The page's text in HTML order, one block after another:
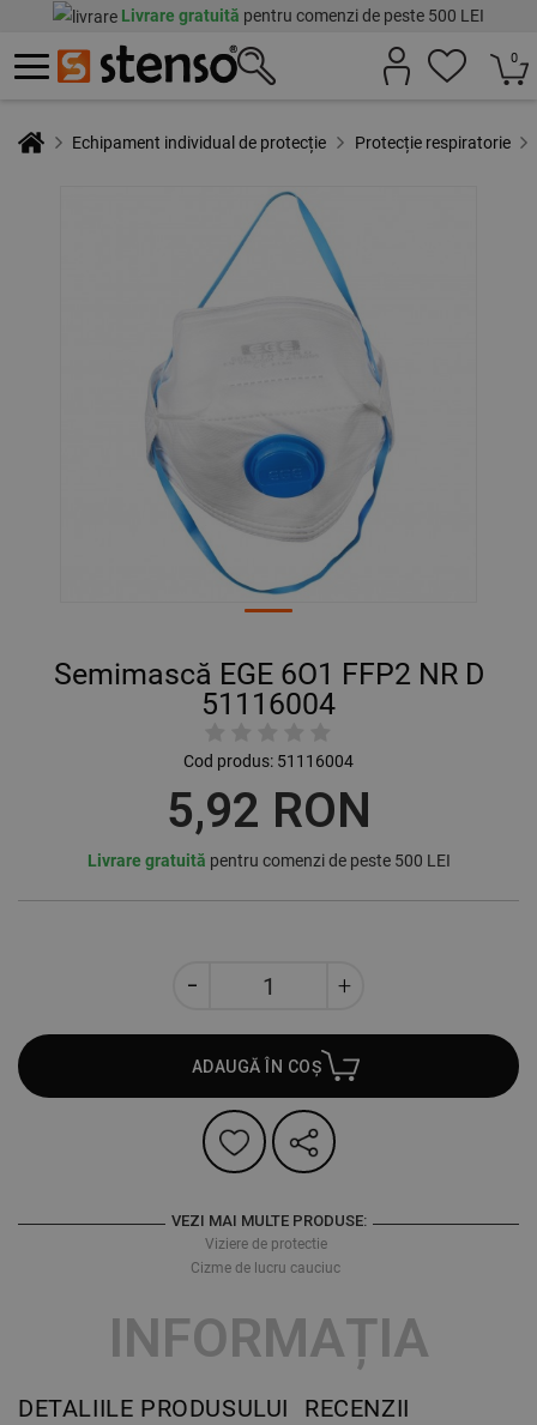
Livrare gratuită pentru comenzi de peste 500 LEI
0
Echipament individual de protecție Protecție respiratorie
Semimască EGE 6О1 FFP2 NR D
51116004
Cod produs: 51116004
5,92 RON
Livrare gratuită pentru comenzi de peste 500 LEI
ADAUGĂ ÎN COȘ
VEZI MAI MULTE PRODUSE:
Viziere de protectie
Cizme de lucru cauciuc
INFORMAȚIA
DETALIILE PRODUSULUI RECENZII